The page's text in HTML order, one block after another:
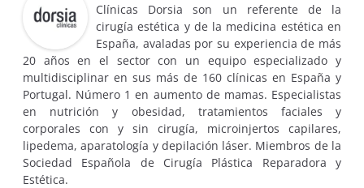
Clínicas Dorsia son un referente de la
cirugía estética y de la medicina estética en
España, avaladas por su experiencia de más
20 años en el sector con un equipo especializado y
multidisciplinar en sus más de 160 clínicas en España y
Portugal. Número 1 en aumento de mamas. Especialistas
en nutrición y obesidad, tratamientos faciales y
corporales con y sin cirugía, microinjertos capilares,
lipedema, aparatología y depilación láser. Miembros de la
Sociedad Española de Cirugía Plástica Reparadora y
Estética.